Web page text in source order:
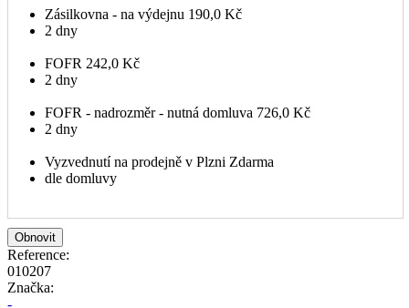
Zásilkovna - na výdejnu 190,0 Kč
2 dny
FOFR 242,0 Kč
2 dny
FOFR - nadrozměr - nutná domluva 726,0 Kč
2 dny
Vyzvednutí na prodejně v Plzni Zdarma
dle domluvy
Reference:
010207
Značka:
-